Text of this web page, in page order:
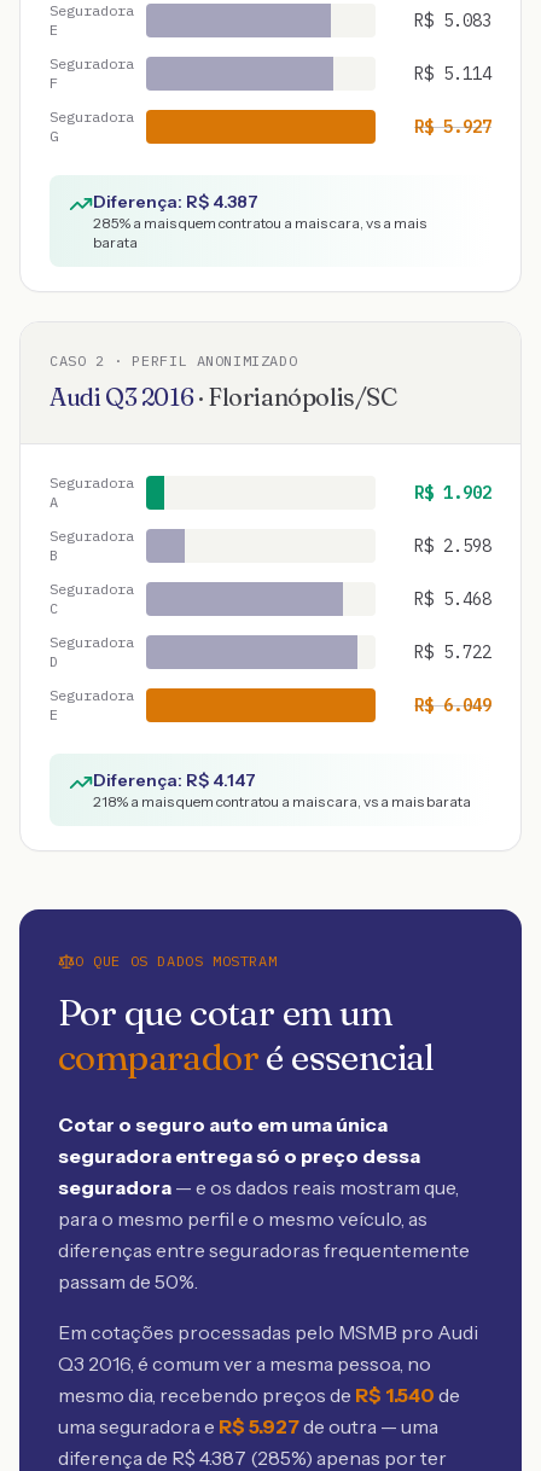
Seguradora
E
R$ 5.083
Seguradora
F
R$ 5.114
Seguradora
G
R$5.927
Diferença: R$ 4.387
285% a mais quem contratou a mais cara, vs a mais
barata
CASO 2 · PERFIL ANONIMIZADO
Audi Q32016· Florianópolis/SC
Seguradora
A
R$ 1.902
Seguradora
B
R$ 2.598
Seguradora
C
R$ 5.468
Seguradora
D
R$ 5.722
Seguradora
E
R$6.049
Diferença: R$ 4.147
218% a mais quem contratou a mais cara, vs a mais barata
O QUE OS DADOS MOSTRAM
Por que cotar em um
comparadoré essencial
Cotar o seguro auto em uma única
seguradora entrega só o preço dessa
seguradora — e os dados reais mostram que,
para o mesmo perfil e o mesmo veículo, as
diferenças entre seguradoras frequentemente
passam de 50%.
Em cotações processadas pelo MSMB pro Audi
Q3 2016, é comum ver a mesma pessoa, no
mesmo dia, recebendo preços de R$ 1.540 de
uma seguradora e R$ 5.927de outra — uma
diferença de R$ 4.387 (285%) apenas por ter